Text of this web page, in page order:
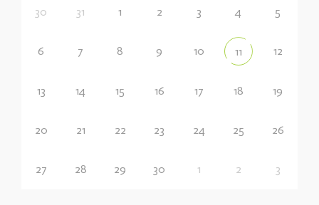
30 31 1 2 3 4 5
6 7 8 9 10 11 12
13 14 15 16 17 18 19
20 21 22 23 24 25 26
27 28 29 30 1 2 3